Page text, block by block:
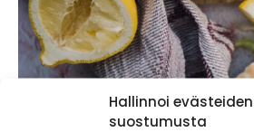
Hallinnoi evästeiden
suostumusta